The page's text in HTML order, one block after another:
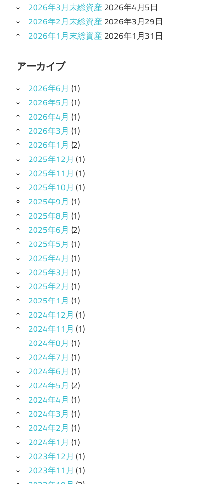
2026年3月末総資産2026年4月5日
2026年2月末総資産2026年3月29日
2026年1月末総資産2026年1月31日
アーカイブ
2026年6月 (1)
2026年5月 (1)
2026年4月 (1)
2026年3月 (1)
2026年1月 (2)
2025年12月 (1)
2025年11月 (1)
2025年10月 (1)
2025年9月 (1)
2025年8月 (1)
2025年6月 (2)
2025年5月 (1)
2025年4月 (1)
2025年3月 (1)
2025年2月 (1)
2025年1月 (1)
2024年12月 (1)
2024年11月 (1)
2024年8月 (1)
2024年7月 (1)
2024年6月 (1)
2024年5月 (2)
2024年4月 (1)
2024年3月 (1)
2024年2月 (1)
2024年1月 (1)
2023年12月 (1)
2023年11月 (1)